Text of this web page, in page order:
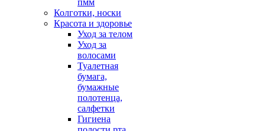
пмм
Колготки, носки
Красота и здоровье
Уход за телом
Уход за
волосами
Туалетная
бумага,
бумажные
полотенца,
салфетки
Гигиена